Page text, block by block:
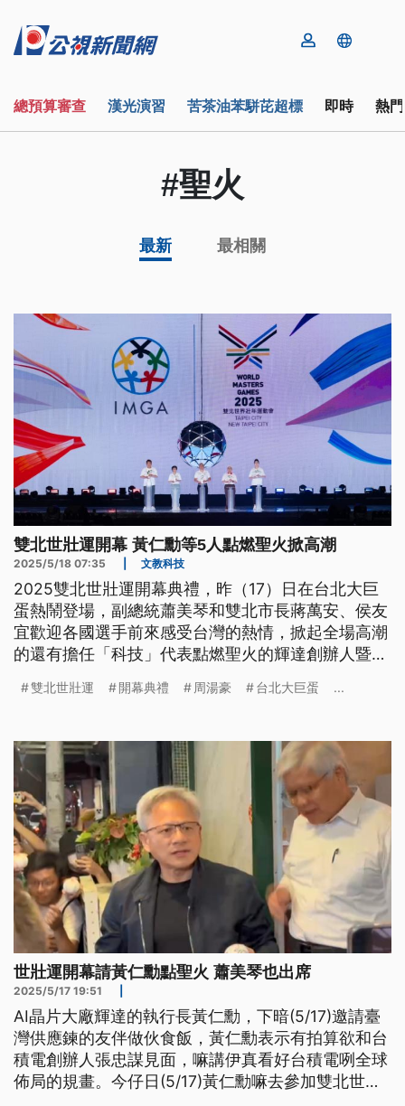
總預算審查 漢光演習 苦茶油苯駢芘超標 即時 熱
#聖火
最新 最相關
雙北世壯運開幕 黃仁勳等5人點燃聖火掀高潮
2025/5/18 07:35 文教科技
2025雙北世壯運開幕典禮，昨（17）日在台北大巨
蛋熱鬧登場，副總統蕭美琴和雙北市長蔣萬安、侯友
宜歡迎各國選手前來感受台灣的熱情，掀起全場高潮
的還有擔任「科技」代表點燃聖火的輝達創辦人暨執
雙北世壯運 開幕典禮 周湯豪 台北大巨蛋 ...
世壯運開幕請黃仁勳點聖火 蕭美琴也出席
2025/5/17 19:51
AI晶片大廠輝達的執行長黃仁勳，下暗(5/17)邀請臺
灣供應鍊的友伴做伙食飯，黃仁勳表示有拍算欲和台
積電創辦人張忠謀見面，嘛講伊真看好台積電咧全球
佈局的規畫。今仔日(5/17)黃仁勳嘛去參加雙北世壯